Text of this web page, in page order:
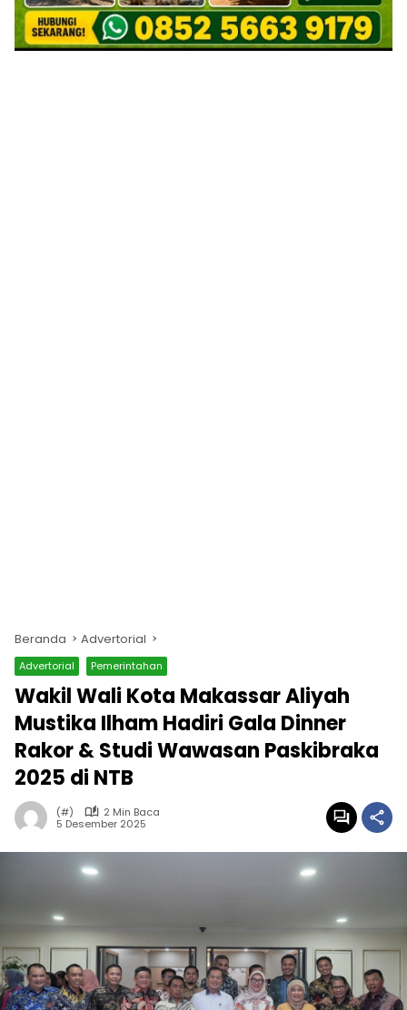
Beranda Advertorial
Advertorial Pemerintahan
Wakil Wali Kota Makassar Aliyah
Mustika Ilham Hadiri Gala Dinner
Rakor & Studi Wawasan Paskibraka
2025 di NTB
(#)
2 Min Baca
5 Desember 2025